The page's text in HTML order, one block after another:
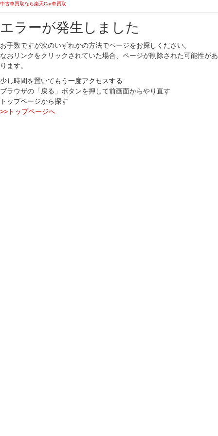
中古車買取なら楽天Car車買取
エラーが発生しました
お手数ですが次のいずれかの方法でページをお探しください。
なおリンクをクリックされていた場合、ページが削除された可能性があ
ります。
少し時間を置いてもう一度アクセスする
ブラウザの「戻る」ボタンを押して前画面からやり直す
トップページから探す
>>トップページへ